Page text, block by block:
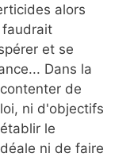
alors
faudrait
et se
Dans la
de
ni d'objectifs
le
ni de faire